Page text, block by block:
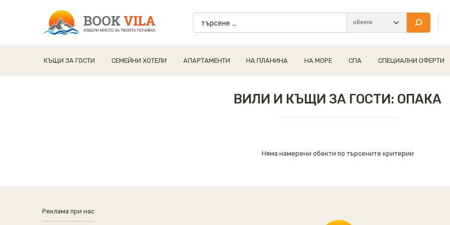
КЪЩИ ЗА ГОСТИ СЕМЕЙНИ ХОТЕЛИ АПАРТАМЕНТИ НА ПЛАНИНА НА МОРЕ СПА СПЕЦИАЛНИ ОФЕРТИ
ВИЛИ И КЪЩИ ЗА ГОСТИ: ОПАКА
Няма намерени обекти по търсените критерии
Реклама при нас